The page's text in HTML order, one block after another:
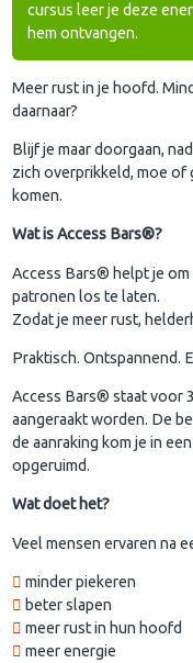
cursus leer je deze
hem ontvangen.
Meer rust in je hoofd.
daarnaar?
Blijf je maar doorgaan,
zich overprikkeld, moe
komen.
Wat is Access Bars®?
Access Bars® helpt je
patronen los te laten.
Zodat je meer rust,
Praktisch. Ontspannend.
Access Bars® staat voor
aangeraakt worden. De
de aanraking kom je in
opgeruimd.
Wat doet het?
Veel mensen ervaren na
minder piekeren
beter slapen
meer rust in hun hoofd
meer energie